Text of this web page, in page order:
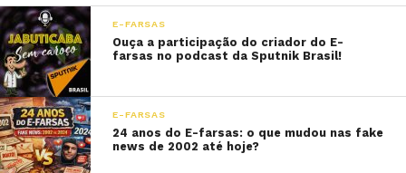
E-FARSAS
Ouça a participação do criador do E-
farsas no podcast da Sputnik Brasil!
E-FARSAS
24 anos do E-farsas: o que mudou nas fake
news de 2002 até hoje?